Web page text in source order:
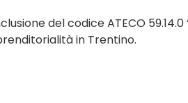
del codice ATECO
in Trentino.